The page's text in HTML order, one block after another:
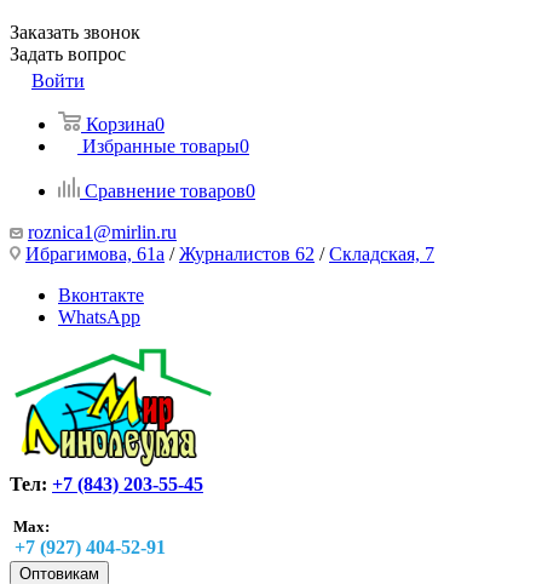
Заказать звонок
Задать вопрос
Войти
Корзина0
Избранные товары0
Сравнение товаров0
roznica1@mirlin.ru
Ибрагимова, 61а /Журналистов 62 /Складская, 7
Вконтакте
WhatsApp
Тел: +7 (843) 203-55-45
Max:
+7 (927) 404-52-91
Оптовикам